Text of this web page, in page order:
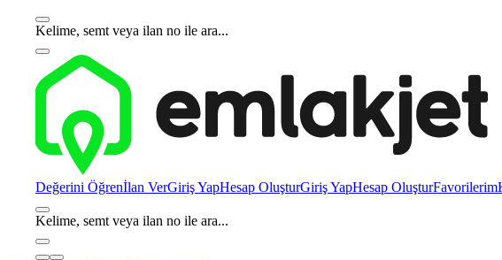
Kelime, semt veya ilan no ile ara...
Değerini Öğrenİlan VerGiriş YapHesap OluşturGiriş YapHesap OluşturFavorilerim
Kelime, semt veya ilan no ile ara...